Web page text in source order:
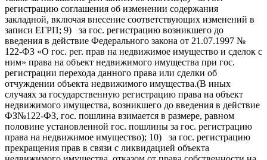
регистрацию соглашения об изменении содержания
закладной, включая внесение соответствующих изменений в
записи ЕГРП; 9) за гос. регистрацию возникшего до
введения в действие Федерального закона от 21.07.1997 №
122-ФЗ «О гос. рег. прав на недвижимое имущество и сделок с
ним» права на объект недвижимого имущества при гос.
регистрации перехода данного права или сделки об
отчуждении объекта недвижимого имущества.(В иных
случаях за государственную регистрацию права на объект
недвижимого имущества, возникшего до введения в действие
ФЗ№122-ФЗ, гос. пошлина взимается в размере, равном
половине установленной гос. пошлины за гос. регистрацию
права на недвижимое имущество); 10) за гос. регистрацию
прекращения прав в связи с ликвидацией объекта